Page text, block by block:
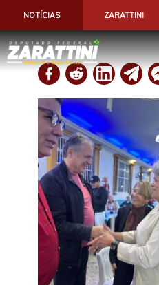
NOTÍCIAS ZARATTINI